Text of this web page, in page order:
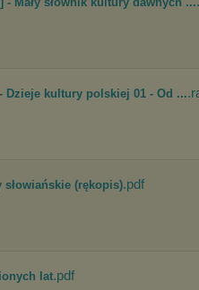
Dzieje kultury polskiej 01 - Od ...
słowiańskie (rękopis).pdf
lat.pdf